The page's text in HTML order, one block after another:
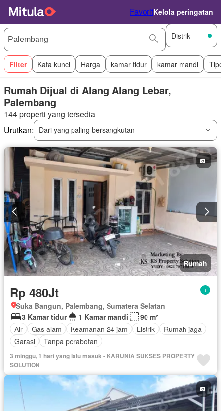
FavoritKelola peringatan
Distrik
Filter Kata kunci Harga kamar tidur kamar mandi
Rumah Dijual di Alang Alang Lebar,
Palembang
144 properti yang tersedia
Urutkan:
Dari yang paling bersangkutan
Rumah
Rp 480Jt
Suka Bangun, Palembang, Sumatera Selatan
3 Kamar tidur
1 Kamar mandi
90 m²
Air
Gas alam Keamanan 24 jam Listrik
Rumah jaga
Garasi
Tanpa perabotan
3 minggu, 1 hari yang lalu masuk - KARUNIA SUKSES PROPERTY
SOLUTION